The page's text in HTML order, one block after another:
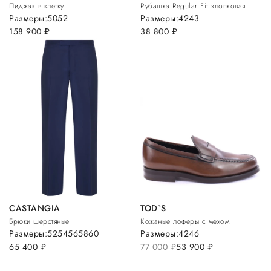
Пиджак в клетку
158 900 руб.
Размеры:5052
Рубашка Regular Fit хлопковая
38 800 руб.
Размеры:4243
CASTANGIA
Брюки шерстяные
65 400 руб.
Размеры:5254565860
TOD`S
Кожаные лоферы с мехом
77 000руб.53 900 руб.
Размеры:4246